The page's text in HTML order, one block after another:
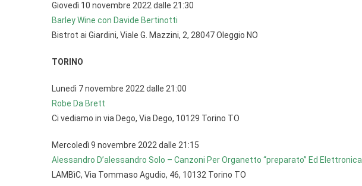
Giovedì 10 novembre 2022 dalle 21:30
Barley Wine con Davide Bertinotti
Bistrot ai Giardini, Viale G. Mazzini, 2, 28047 Oleggio NO
TORINO
Lunedì 7 novembre 2022 dalle 21:00
Robe Da Brett
Ci vediamo in via Dego, Via Dego, 10129 Torino TO
Mercoledì 9 novembre 2022 dalle 21:15
Alessandro D’alessandro Solo – Canzoni Per Organetto “preparato” Ed Elettronica
LAMBìC, Via Tommaso Agudio, 46, 10132 Torino TO